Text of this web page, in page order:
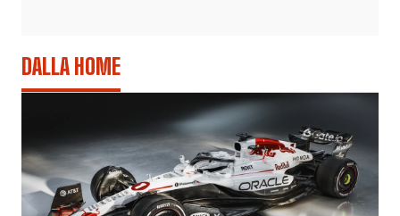
DALLA HOME